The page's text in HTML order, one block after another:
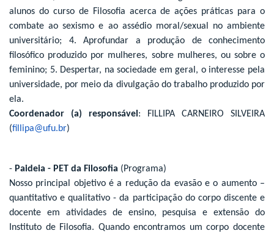
alunos do curso de Filosofia acerca de ações práticas para o
combate ao sexismo e ao assédio moral/sexual no ambiente
universitário; 4. Aprofundar a produção de conhecimento
filosófico produzido por mulheres, sobre mulheres, ou sobre o
feminino; 5. Despertar, na sociedade em geral, o interesse pela
universidade, por meio da divulgação do trabalho produzido por
ela.
Coordenador (a) responsável : FILLIPA CARNEIRO SILVEIRA
(fillipa@ufu.br)
- Paideia - PET da Filosofia (Programa)
Nosso principal objetivo é a redução da evasão e o aumento –
quantitativo e qualitativo - da participação do corpo discente e
docente em atividades de ensino, pesquisa e extensão do
Instituto de Filosofia. Quando encontramos um corpo docente